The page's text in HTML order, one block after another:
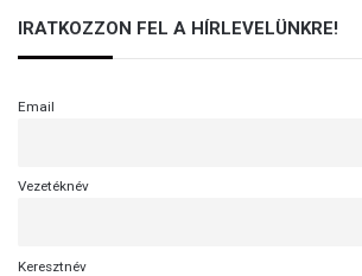
IRATKOZZON FEL A HÍRLEVELÜNKRE!
Email
Vezetéknév
Keresztnév